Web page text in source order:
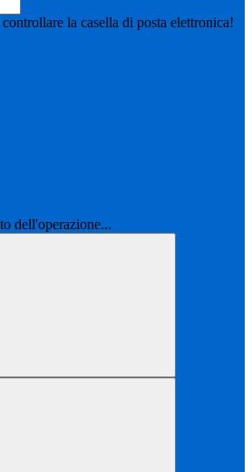
la casella di posta elettronica!
dell'operazione...